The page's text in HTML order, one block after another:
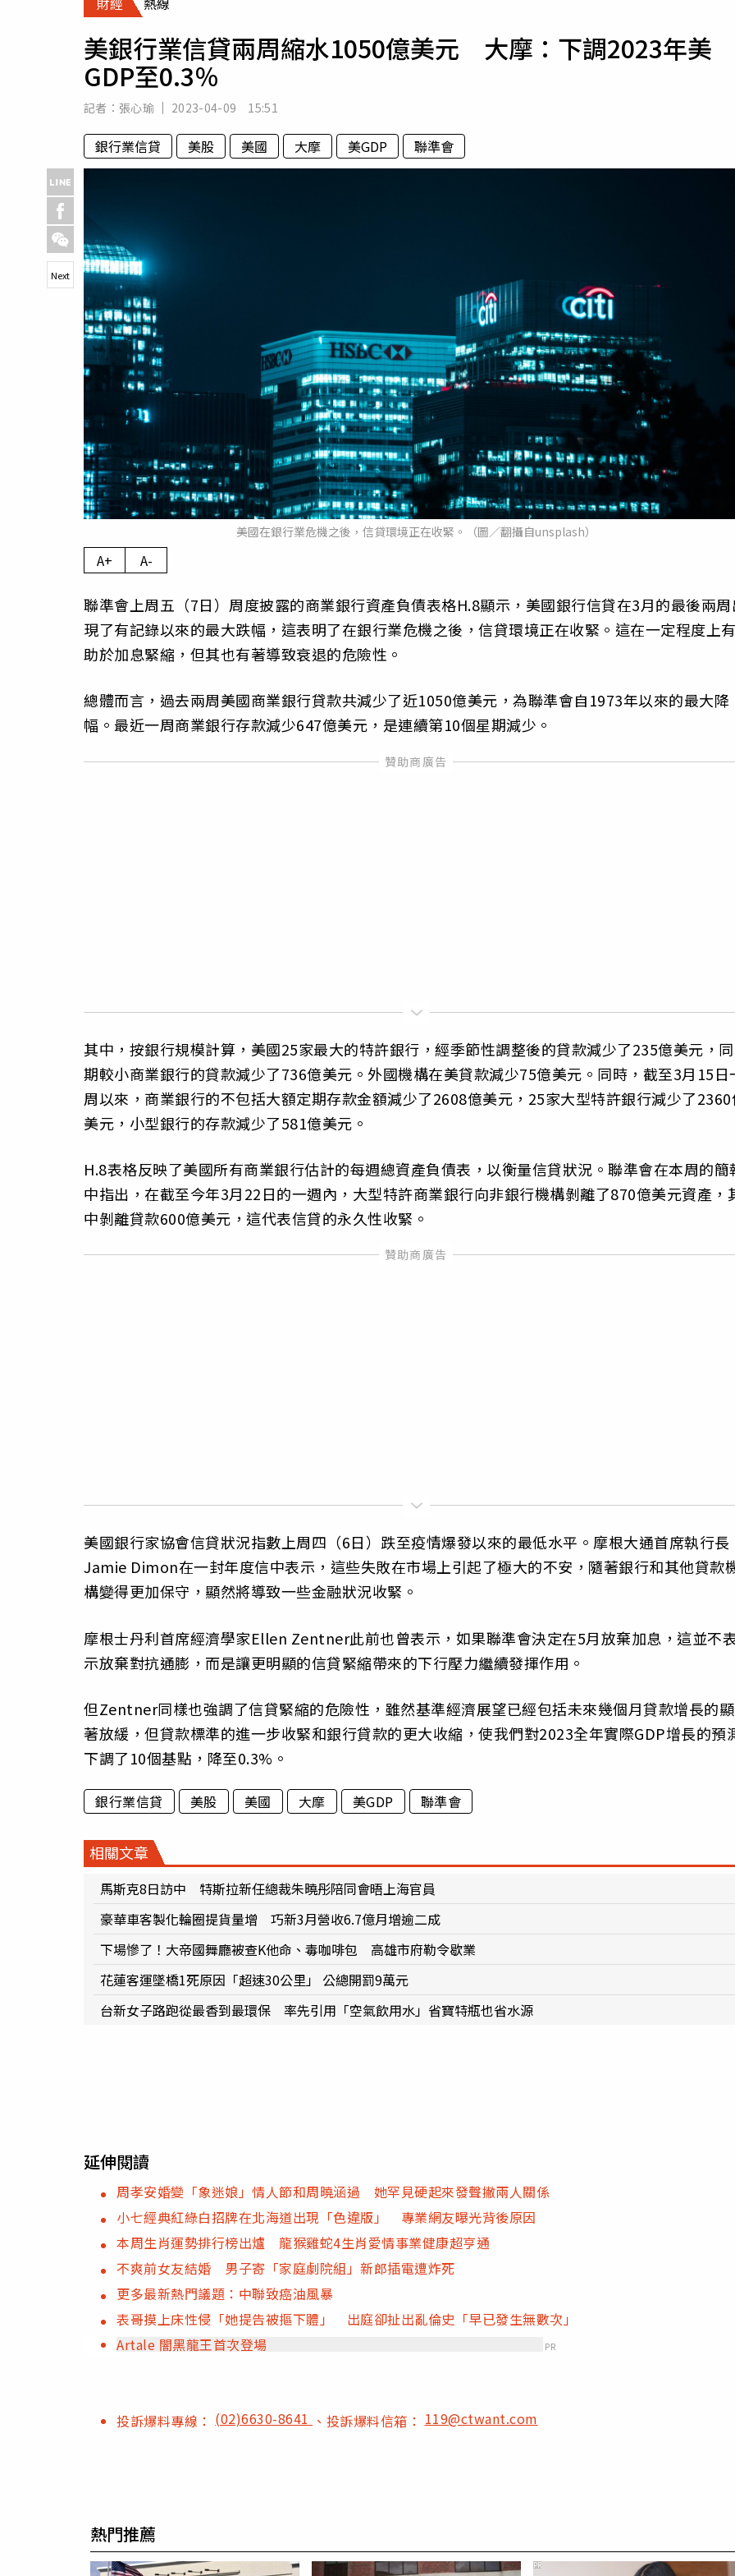
專欄
運勢
美銀行業信貸兩周縮水1050億美元 大摩：下調2023年美
GDP至0.3％
記者： 張心瑜 2023-04-09 15:51
銀行業信貸 美股 美國 大摩 美GDP 聯準會
美國在銀行業危機之後，信貸環境正在收緊。（圖／翻攝自unsplash）
Next
A+ A-
聯準會上周五（7日）周度披露的商業銀行資產負債表格H.8顯示，美國銀行信貸在3月的最後兩
現了有記錄以來的最大跌幅，這表明了在銀行業危機之後，信貸環境正在收緊。這在一定程度上
助於加息緊縮，但其也有著導致衰退的危險性。
總體而言，過去兩周美國商業銀行貸款共減少了近1050億美元，為聯準會自1973年以來的最大降
幅。最近一周商業銀行存款減少647億美元，是連續第10個星期減少。
其中，按銀行規模計算，美國25家最大的特許銀行，經季節性調整後的貸款減少了235億美元，同
期較小商業銀行的貸款減少了736億美元。外國機構在美貸款減少75億美元。同時，截至3月15日
周以來，商業銀行的不包括大額定期存款金額減少了2608億美元，25家大型特許銀行減少了
美元，小型銀行的存款減少了581億美元。
H.8表格反映了美國所有商業銀行估計的每週總資產負債表，以衡量信貸狀況。聯準會在本周的簡
中指出，在截至今年3月22日的一週內，大型特許商業銀行向非銀行機構剝離了870億美元資產，
中剝離貸款600億美元，這代表信貸的永久性收緊。
美國銀行家協會信貸狀況指數上周四（6日）跌至疫情爆發以來的最低水平。摩根大通首席執行長
Jamie Dimon在一封年度信中表示，這些失敗在市場上引起了極大的不安，隨著銀行和其他貸款
構變得更加保守，顯然將導致一些金融狀況收緊。
摩根士丹利首席經濟學家Ellen Zentner此前也曾表示，如果聯準會決定在5月放棄加息，這並不
示放棄對抗通膨，而是讓更明顯的信貸緊縮帶來的下行壓力繼續發揮作用。
但Zentner同樣也強調了信貸緊縮的危險性，雖然基準經濟展望已經包括未來幾個月貸款增長的顯
著放緩，但貸款標準的進一步收緊和銀行貸款的更大收縮，使我們對2023全年實際GDP增長的預
下調了10個基點，降至0.3%。
銀行業信貸 美股 美國 大摩 美GDP 聯準會
相關文章
馬斯克8日訪中 特斯拉新任總裁朱曉彤陪同會晤上海官員
豪華車客製化輪圈提貨量增 巧新3月營收6.7億月增逾二成
下場慘了！大帝國舞廳被查K他命、毒咖啡包 高雄市府勒令歇業
花蓮客運墜橋1死原因「超速30公里」 公總開罰9萬元
台新女子路跑從最香到最環保 率先引用「空氣飲用水」省寶特瓶也省水源
延伸閱讀
周孝安婚變「象迷娘」情人節和周曉涵過 她罕見硬起來發聲撇兩人關係
小七經典紅綠白招牌在北海道出現「色違版」 專業網友曝光背後原因
本周生肖運勢排行榜出爐 龍猴雞蛇4生肖愛情事業健康超亨通
不爽前女友結婚 男子寄「家庭劇院組」新郎插電遭炸死
更多最新熱門議題：中聯致癌油風暴
表哥摸上床性侵「她提告被摳下體」 出庭卻扯出亂倫史「早已發生無數次」
Artale 闇黑龍王首次登場
PR
投訴爆料專線： (02)6630-8641 、投訴爆料信箱：119@ctwant.com
熱門推薦
PR